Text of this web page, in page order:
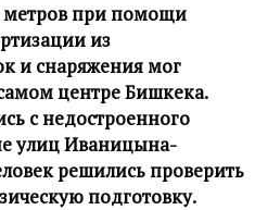
метров при помощи
из
и снаряжения мог
центре Бишкека.
с недостроенного
улиц Иваницына-
решились проверить
подготовку.